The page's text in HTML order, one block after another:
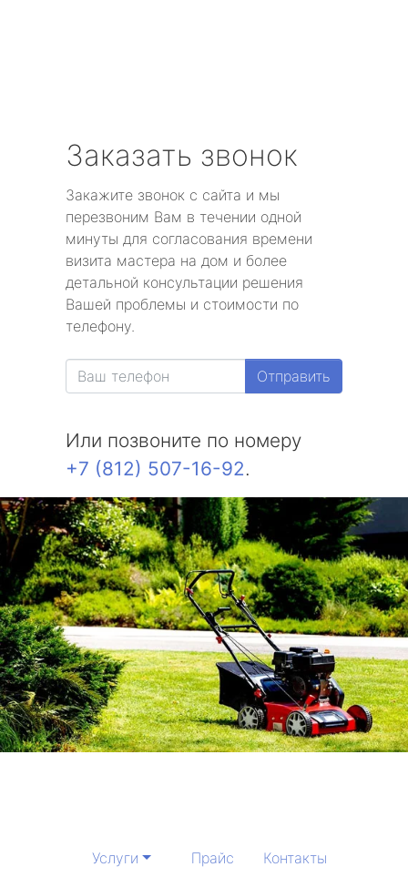
Заказать звонок
Закажите звонок с сайта и мы
перезвоним Вам в течении одной
минуты для согласования времени
визита мастера на дом и более
детальной консультации решения
Вашей проблемы и стоимости по
телефону.
Отправить
Или позвоните по номеру
+7 (812) 507-16-92.
Услуги Прайс Контакты